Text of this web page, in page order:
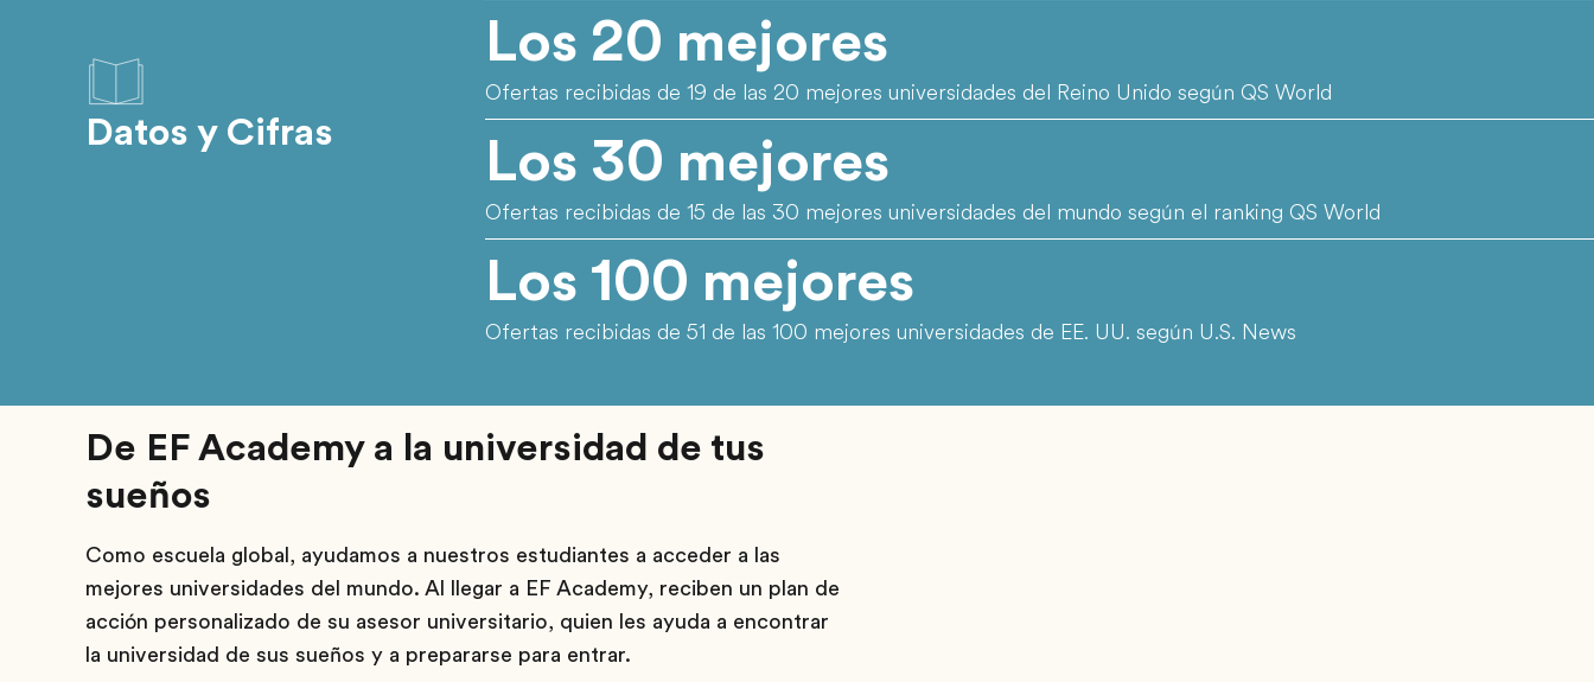
Datos y Cifras
Los 20 mejores
Ofertas recibidas de 19 de las 20 mejores universidades del Reino Unido según QS World
Los 30 mejores
Ofertas recibidas de 15 de las 30 mejores universidades del mundo según el ranking QS World
Los 100 mejores
Ofertas recibidas de 51 de las 100 mejores universidades de EE. UU. según U.S. News
De EF Academy a la universidad de tus
sueños
Como escuela global, ayudamos a nuestros estudiantes a acceder a las
mejores universidades del mundo. Al llegar a EF Academy, reciben un plan de
acción personalizado de su asesor universitario, quien les ayuda a encontrar
la universidad de sus sueños y a prepararse para entrar.